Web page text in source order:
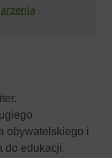
obywatelskiego i
do edukacji.